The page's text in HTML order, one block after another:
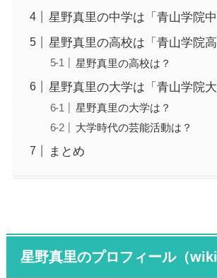
星野真里の中学は「青山学院中
星野真里の高校は「青山学院高
星野真里の高校は？
星野真里の大学は「青山学院大
星野真里の大学は？
大学時代の芸能活動は？
まとめ
星野真里のプロフィール（wiki